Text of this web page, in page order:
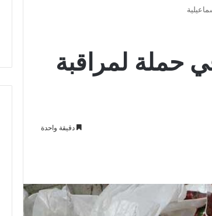
في حملة لمراقبة
دقيقة واحدة